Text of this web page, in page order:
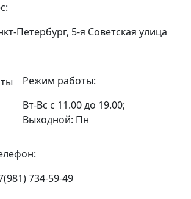
Петербург, 5-я Советская улица
Режим работы:
Вт-Вс с 11.00 до 19.00;
Выходной: Пн
734-59-49